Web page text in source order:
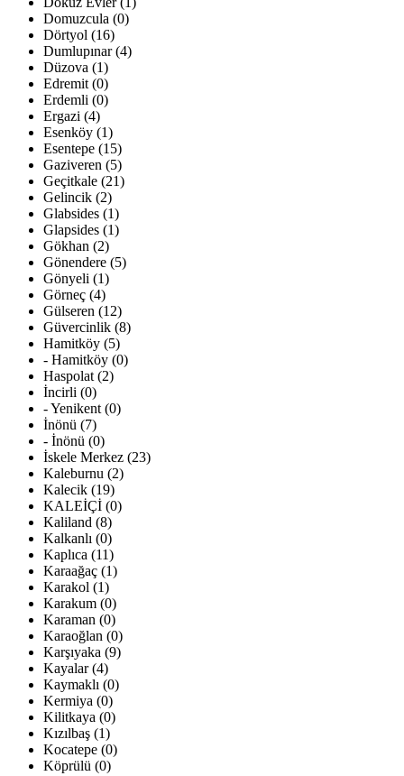
Domuzcula (0)
Dörtyol (16)
Dumlupınar (4)
Düzova (1)
Edremit (0)
Erdemli (0)
Ergazi (4)
Esenköy (1)
Esentepe (15)
Gaziveren (5)
Geçitkale (21)
Gelincik (2)
Glabsides (1)
Glapsides (1)
Gökhan (2)
Gönendere (5)
Gönyeli (1)
Görneç (4)
Gülseren (12)
Güvercinlik (8)
Hamitköy (5)
- Hamitköy (0)
Haspolat (2)
İncirli (0)
- Yenikent (0)
İnönü (7)
- İnönü (0)
İskele Merkez (23)
Kaleburnu (2)
Kalecik (19)
KALEİÇİ (0)
Kaliland (8)
Kalkanlı (0)
Kaplıca (11)
Karaağaç (1)
Karakol (1)
Karakum (0)
Karaman (0)
Karaoğlan (0)
Karşıyaka (9)
Kayalar (4)
Kaymaklı (0)
Kermiya (0)
Kilitkaya (0)
Kızılbaş (1)
Kocatepe (0)
Köprülü (0)